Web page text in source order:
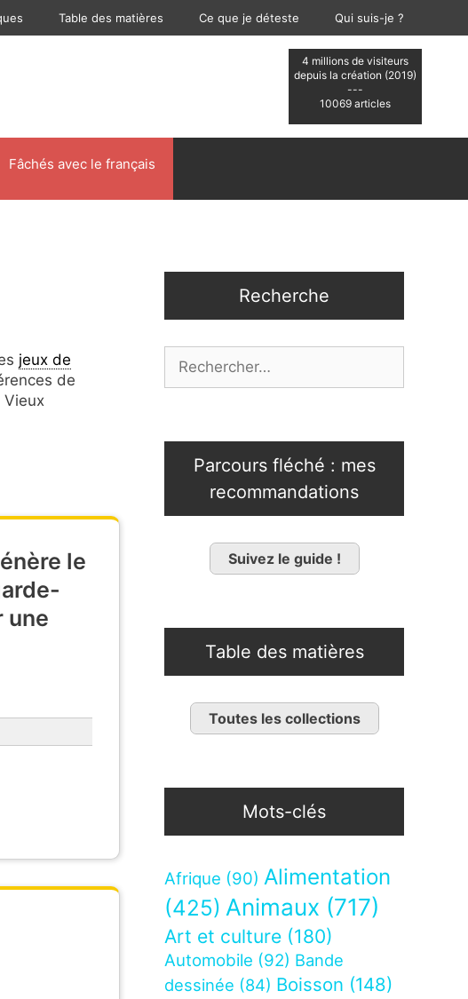
Table des matières Ce que je déteste Qui suis-je ?
4 millions de visiteurs
depuis la création (2019)
---
10069 articles
Fâchés avec le français
jeux de
de
Vieux
le
une
Recherche
Parcours fléché : mes
recommandations
Suivez le guide !
Table des matières
Toutes les collections
Mots-clés
Afrique (90) Alimentation
(425) Animaux (717)
Art et culture (180)
Automobile (92) Bande
dessinée (84) Boisson (148)